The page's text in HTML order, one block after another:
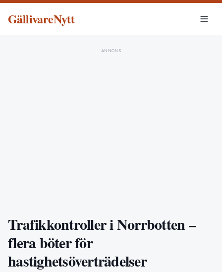
GällivareNytt
ANNONS
Trafikkontroller i Norrbotten –
flera böter för
hastighetsöverträdelser